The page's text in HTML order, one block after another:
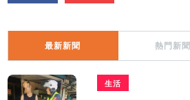
最新新聞 熱門新聞
生活